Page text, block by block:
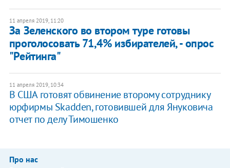
11 апреля 2019, 11:20
За Зеленского во втором туре готовы
проголосовать 71,4% избирателей, - опрос
"Рейтинга"
11 апреля 2019, 10:34
В США готовят обвинение второму сотруднику
юрфирмы Skadden, готовившей для Януковича
отчет по делу Тимошенко
Про нас